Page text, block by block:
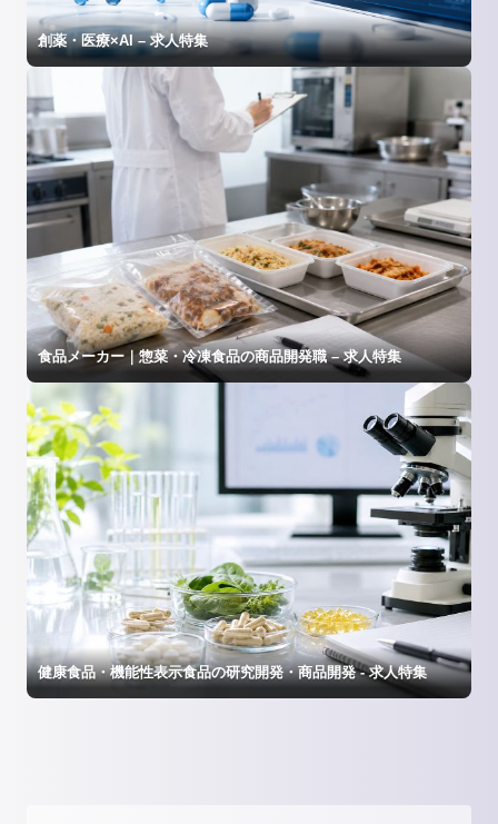
創薬・医療×AI – 求人特集
食品メーカー｜惣菜・冷凍食品の商品開発職 – 求人特集
健康食品・機能性表示食品の研究開発・商品開発 - 求人特集